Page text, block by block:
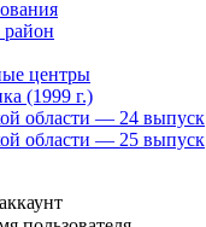
центры
(1999 г.)
области — 24 выпуск
области — 25 выпуск